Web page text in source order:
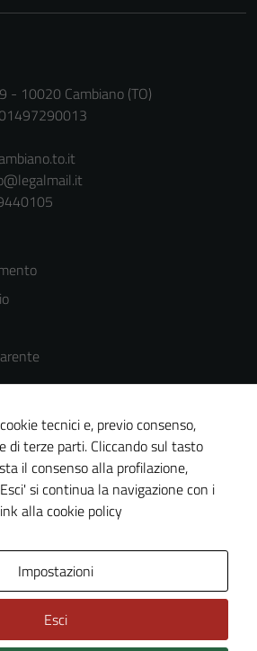
- 10020 Cambiano (TO)
del sito
tecnici e, previo consenso,
di terze parti. Cliccando sul tasto
il consenso alla profilazione,
si continua la navigazione con i
alla cookie policy
Impostazioni
Esci
Tecnici
Questi cookie